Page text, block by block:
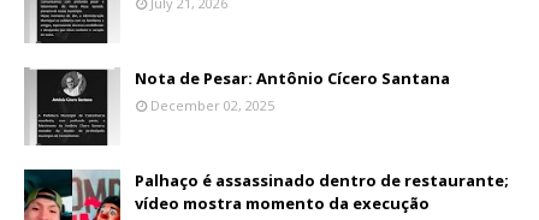
Nota de Pesar: Antônio Cícero Santana
December 02, 2025
Palhaço é assassinado dentro de restaurante;
vídeo mostra momento da execução